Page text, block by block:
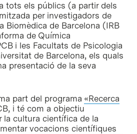
tots els públics (a partir dels
per investigadors de
Biomèdica de Barcelona (IRB
de Química
i les Facultats de Psicologia
de Barcelona, els quals
presentació de la seva
part del programa «Recerca
i té com a objectiu
la cultura científica de la
vocacions científiques